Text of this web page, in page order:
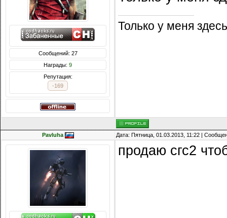
Сообщений: 27
Награды: 9
Репутация:
-169
Только у меня
Pavluha Дата: Пятница, 01.03.2013, 11:22 |
продаю сгс2